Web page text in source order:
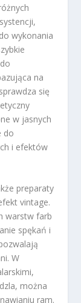
wykonania
na
się
w jasnych
do
i efektów
preparaty
vintage.
warstw farb
spękań i
W
można
ram.